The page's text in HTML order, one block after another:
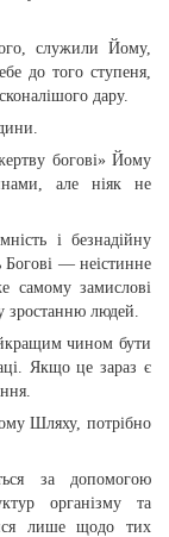
служили Йому,
до того ступеня,
дару.
богові» Йому
але ніяк не
і безнадійну
Богові — неістинне
самому замислові
зростанню людей.
чином бути
Якщо це зараз є
Шляху, потрібно
за допомогою
організму та
лише щодо тих